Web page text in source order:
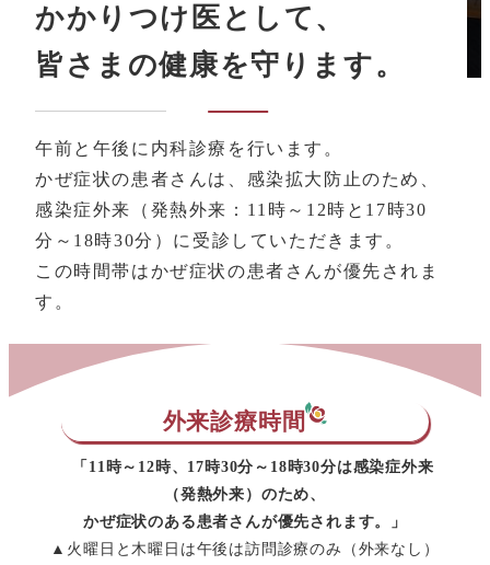
かかりつけ医として、
皆さまの健康を守ります。
午前と午後に内科診療を行います。
かぜ症状の患者さんは、感染拡大防止のため、
感染症外来（発熱外来：11時～12時と17時30
分～18時30分）に受診していただきます。
この時間帯はかぜ症状の患者さんが優先されま
す。
外来診療時間
「11時～12時、17時30分～18時30分は感染症外来
（発熱外来）のため、
かぜ症状のある患者さんが優先されます。」
▲火曜日と木曜日は午後は訪問診療のみ（外来なし）